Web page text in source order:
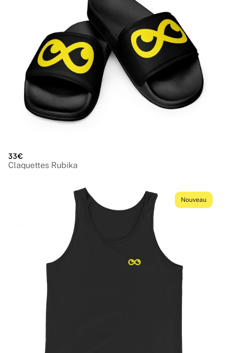
33€
Claquettes Rubika
Nouveau